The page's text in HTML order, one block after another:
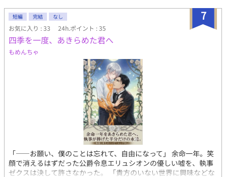
命宣告 第2章 運命の番 第3章 出産 余命宣告されたΩ編続編決まり
ました⸜(*ˊᗜˋ*)⸝ 【子育て編】月金更新 ❁あらすじ 双子の子ども
を授かった琉架と要は赤ちゃんを守りながら過ごすが、琉架にく
るΩの特徴的な発情期によって琉架は苦しめられていた。しかし
子どもは順調に育ち特に翠が琉架を独占してしまう。そんな姿を
見ている蒼に異変が起こる。 続きは本編にて………… -------------
*-----------------------*-----------------------------*--------------------*-----
----- ★作品を書こうと思ったきっかけ 最近の妄想で一番よかった
のを書いていこうと思ったからです。 好きかも、続きが気になる
かもと思ったら【お気に入り】一票をお願いします。 ※性描写多
く含みます。 ※文章の無断転載禁止。 ※オメガバース ※暴力・虐
待表現あり ※2/28～ 言葉の変更をします！！ 発情期→モア
首輪・カラー→ネック に変更 ○表紙作成しました～意味ありげ
な感じに仕上がってよかった ○文学フリマ札幌と文学フリマ大
阪・福岡に参加します～お近くの方はぜひ✨ ∟旅費が持てば全部
行きたい
7
短編 完結 なし
お気に入り : 33 24h.ポイント : 35
四季を一度、あきらめた君へ
もめんちゃ
「――お願い、僕のことは忘れて、自由になって」 余命一年。笑
顔で消えるはずだった公爵令息エリュシオンの優しい嘘を、執事
ゼクスは決して許さなかった。 「貴方のいない世界に興味などな